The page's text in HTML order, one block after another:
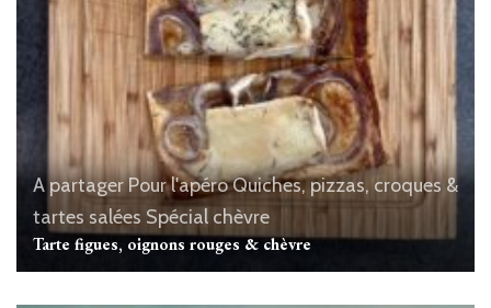
A partagerPour l'apéroQuiches, pizzas, croques &
tartes salées Spécial chèvre
Tarte figues, oignons rouges & chèvre